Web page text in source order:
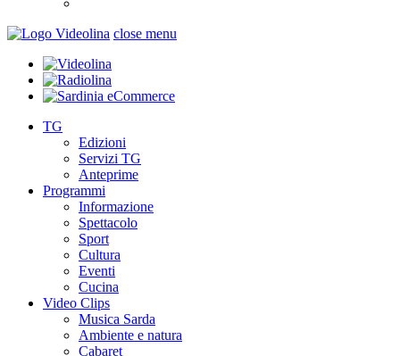
close menu
TG
Edizioni
Servizi TG
Anteprime
Programmi
Informazione
Spettacolo
Sport
Cultura
Eventi
Cucina
Video Clips
Musica Sarda
Ambiente e natura
Cabaret